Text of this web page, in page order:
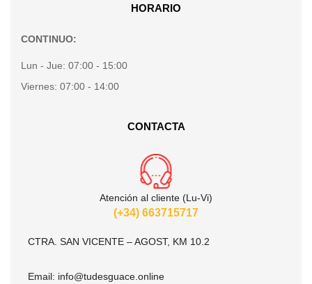
HORARIO
CONTINUO:
Lun - Jue: 07:00 - 15:00
Viernes: 07:00 - 14:00
CONTACTA
Atención al cliente (Lu-Vi)
(+34) 663715717
CTRA. SAN VICENTE – AGOST, KM 10.2
Email: info@tudesguace.online